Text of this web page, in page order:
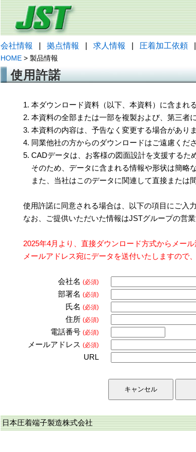
会社情報 拠点情報 求人情報 圧着加工依頼
HOME > 製品情報
使用許諾
1. 本ダウンロード資料（以下、本資料）に含まれ
2. 本資料の全部または一部を複製および、第三者
3. 本資料の内容は、予告なく変更する場合があり
4. 同業他社の方からのダウンロードはご遠慮くださ
5. CADデータは、お客様の図面設計を支援するた
そのため、データに含まれる情報や形状は簡略
また、当社はこのデータに関連して直接または
使用許諾に同意される場合は、以下の項目にご入
なお、ご提供いただいた情報はJSTグループの営
2025年4月より、直接ダウンロード方式からメー
メールアドレス宛にデータを送付いたしますので
会社名 (必須)
部署名 (必須)
氏名 (必須)
住所 (必須)
電話番号 (必須)
メールアドレス (必須)
URL
日本圧着端子製造株式会社